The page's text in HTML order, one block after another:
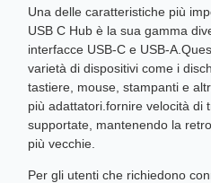
Una delle caratteristiche più
USB C Hub è la sua gamma
interfacce USB-C e USB-
varietà di dispositivi come i
tastiere, mouse, stampanti e
più adattatori.fornire velocità di
supportate, mantenendo la
più vecchie.
Per gli utenti che richiedono